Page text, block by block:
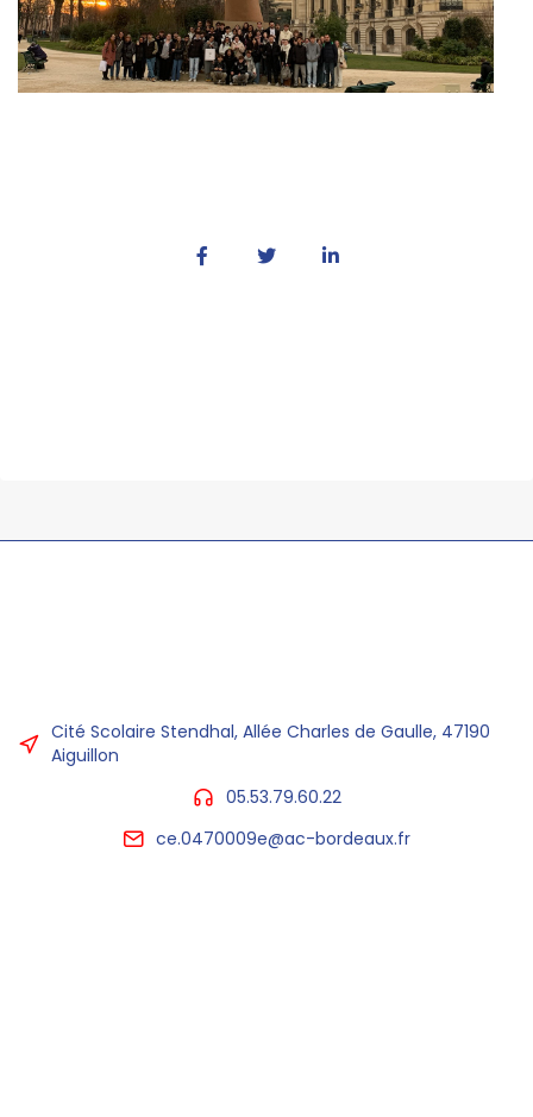
Cité Scolaire Stendhal, Allée Charles de Gaulle, 47190
Aiguillon
05.53.79.60.22
ce.0470009e@ac-bordeaux.fr